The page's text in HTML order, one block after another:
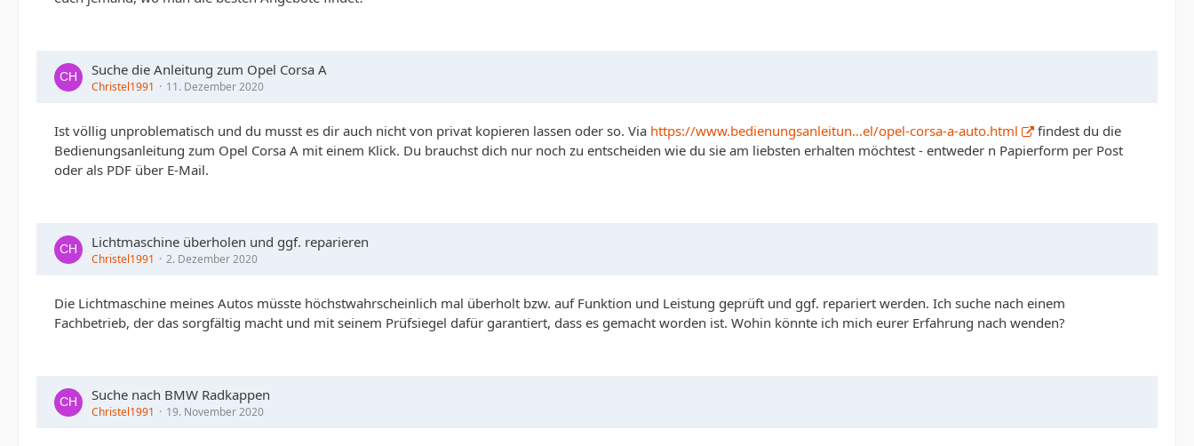
Suche die Anleitung zum Opel Corsa A
Christel1991 11. Dezember 2020
Ist völlig unproblematisch und du musst es dir auch nicht von privat kopieren lassen oder so. Via https://www.bedienungsanleitun…el/opel-corsa-a-auto.html
findest du die
Bedienungsanleitung zum Opel Corsa A mit einem Klick. Du brauchst dich nur noch zu entscheiden wie du sie am liebsten erhalten möchtest - entweder n Papierform per Post
oder als PDF über E-Mail.
Lichtmaschine überholen und ggf. reparieren
Christel1991 2. Dezember 2020
Die Lichtmaschine meines Autos müsste höchstwahrscheinlich mal überholt bzw. auf Funktion und Leistung geprüft und ggf. repariert werden. Ich suche nach einem
Fachbetrieb, der das sorgfältig macht und mit seinem Prüfsiegel dafür garantiert, dass es gemacht worden ist. Wohin könnte ich mich eurer Erfahrung nach wenden?
Suche nach BMW Radkappen
Christel1991 19. November 2020